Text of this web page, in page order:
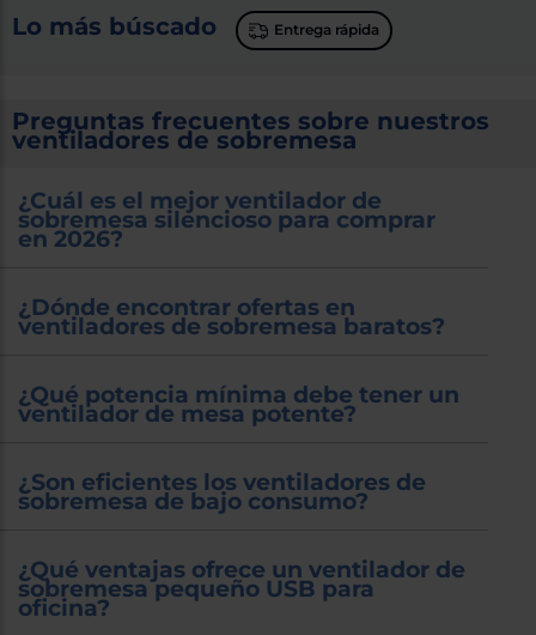
Lo más búscado Entrega rápida
Preguntas frecuentes sobre nuestros
ventiladores de sobremesa
¿Cuál es el mejor ventilador de
sobremesa silencioso para comprar
en 2026?
¿Dónde encontrar ofertas en
ventiladores de sobremesa baratos?
¿Qué potencia mínima debe tener un
ventilador de mesa potente?
¿Son eficientes los ventiladores de
sobremesa de bajo consumo?
¿Qué ventajas ofrece un ventilador de
sobremesa pequeño USB para
oficina?